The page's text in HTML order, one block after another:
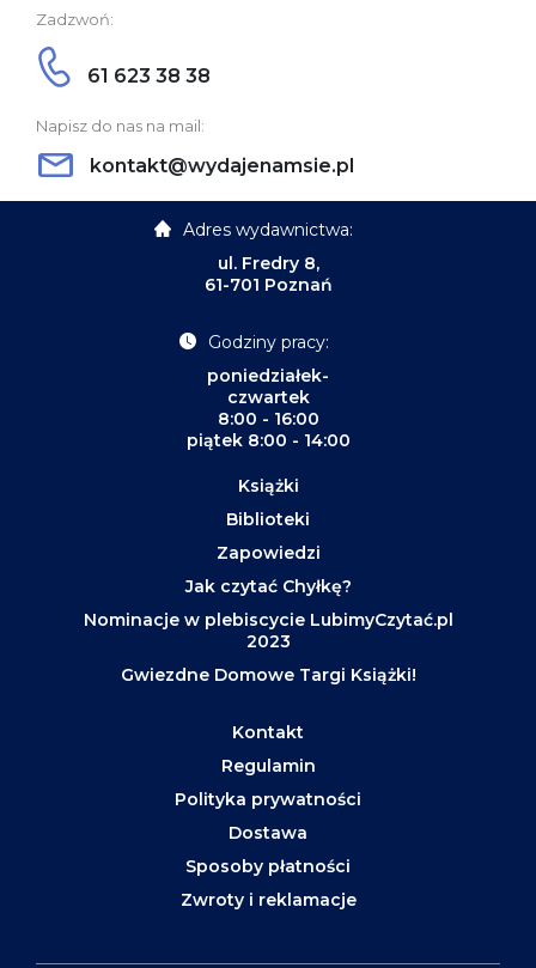
Zadzwoń:
61 623 38 38
Napisz do nas na mail:
kontakt@wydajenamsie.pl
Adres wydawnictwa:
ul. Fredry 8,
61-701 Poznań
Godziny pracy:
poniedziałek-
czwartek
8:00 - 16:00
piątek 8:00 - 14:00
Książki
Biblioteki
Zapowiedzi
Jak czytać Chyłkę?
Nominacje w plebiscycie LubimyCzytać.pl
2023
Gwiezdne Domowe Targi Książki!
Kontakt
Regulamin
Polityka prywatności
Dostawa
Sposoby płatności
Zwroty i reklamacje